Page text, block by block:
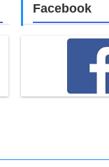
Facebook